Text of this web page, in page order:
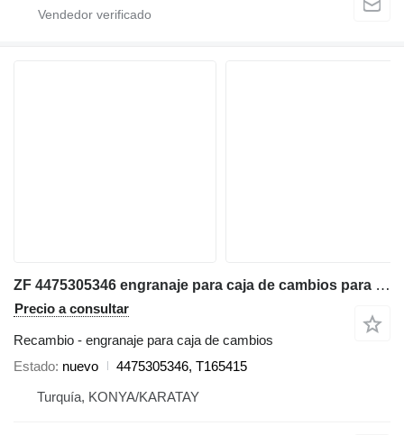
ZF 4475305346 engranaje para caja de cambios para John Deere retroexcavadora
Precio a consultar
Recambio - engranaje para caja de cambios
Estado nuevo
4475305346, T165415
Turquía, KONYA/KARATAY